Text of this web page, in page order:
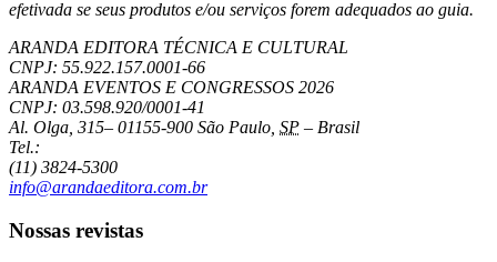
efetivada se seus produtos e/ou serviços forem adequados ao guia.
ARANDA EDITORA TÉCNICA E CULTURAL
CNPJ: 55.922.157.0001-66
ARANDA EVENTOS E CONGRESSOS 2026
CNPJ: 03.598.920/0001-41
Al. Olga, 315– 01155-900 São Paulo, SP – Brasil
Tel.:
(11) 3824-5300
info@arandaeditora.com.br
Nossas revistas